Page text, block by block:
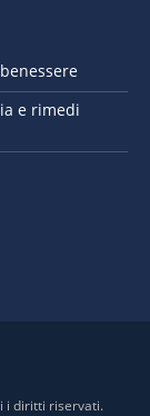
e rimedi
diritti riservati.